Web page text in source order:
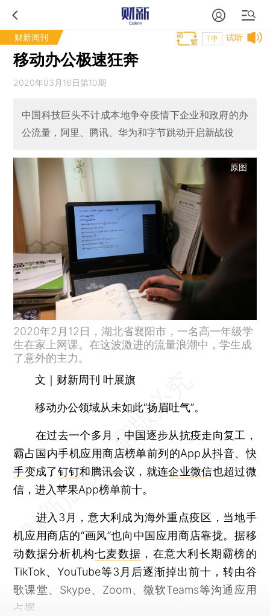
财新周刊 试听
T中
移动办公极速狂奔
2020年03月16日第10期
中国科技巨头不计成本地争夺疫情下企业和政府的办
公流量，阿里、腾讯、华为和字节跳动开启新战役
原图
2020年2月12日，湖北省襄阳市，一名高一年级学
生在家上网课。在这波激进的流量浪潮中，学生成
了意外的主力。
文｜财新周刊 叶展旗
移动办公领域从未如此“扬眉吐气”。
在过去一个多月，中国逐步从抗疫走向复工，
霸占国内手机应用商店榜单前列的App从抖音、快
手变成了钉钉和腾讯会议，就连企业微信也超过微
信，进入苹果App榜单前十。
进入3月，意大利成为海外重点疫区，当地手
机应用商店的“画风”也向中国应用商店靠拢。据移
动数据分析机构七麦数据 ，在意大利长期霸榜的
TikTok、YouTube等3月后逐渐掉出前十，转由谷
歌课堂、Skype、Zoom、微软Teams等沟通应用
占据。